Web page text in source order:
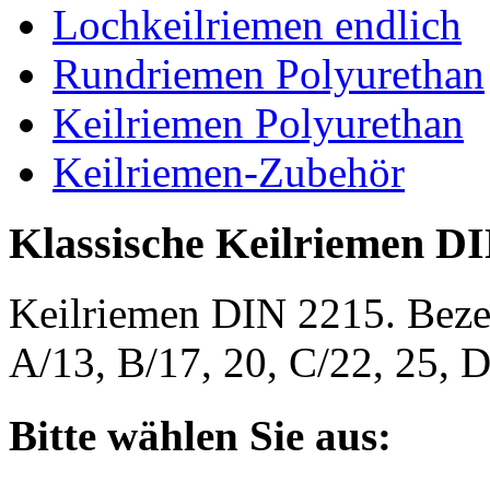
Lochkeilriemen endlich
Rundriemen Polyurethan
Keilriemen Polyurethan
Keilriemen-Zubehör
Klassische Keilriemen
Keilriemen DIN 2215.
A/13, B/17, 20, C/22, 25,
Bitte wählen Sie aus: